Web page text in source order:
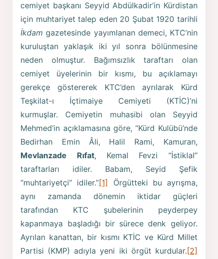
cemiyet başkanı Seyyid Abdülkadir’in Kürdistan
için muhtariyet talep eden 20 Şubat 1920 tarihli
İkdam gazetesinde yayımlanan demeci, KTC’nin
kuruluştan yaklaşık iki yıl sonra bölünmesine
neden olmuştur. Bağımsızlık taraftarı olan
cemiyet üyelerinin bir kısmı, bu açıklamayı
gerekçe göstererek KTC’den ayrılarak Kürd
Teşkilat-ı İçtimaiye Cemiyeti (KTİC)’ni
kurmuşlar. Cemiyetin muhasibi olan Seyyid
Mehmed’in açıklamasına göre, “Kürd Kulübü’nde
Bedirhan Emin Âli, Halil Rami, Kamuran,
Mevlanzade Rıfat, Kemal Fevzi “İstiklal”
taraftarları idiler. Babam, Seyid Şefik
“muhtariyetçi” idiler.”[1]
Örgütteki bu ayrışma,
aynı zamanda dönemin iktidar güçleri
tarafından KTC şubelerinin peyderpey
kapanmaya başladığı bir sürece denk geliyor.
Ayrılan kanattan, bir kısmı KTİC ve Kürd Millet
Partisi (KMP) adıyla yeni iki örgüt kurdular. [2]